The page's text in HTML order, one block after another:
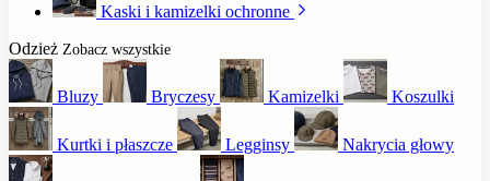
Kaski i kamizelki ochronne
Odzież Zobacz wszystkie
Bluzy Bryczesy Kamizelki Koszulki
Kurtki i płaszcze Legginsy Nakrycia głowy